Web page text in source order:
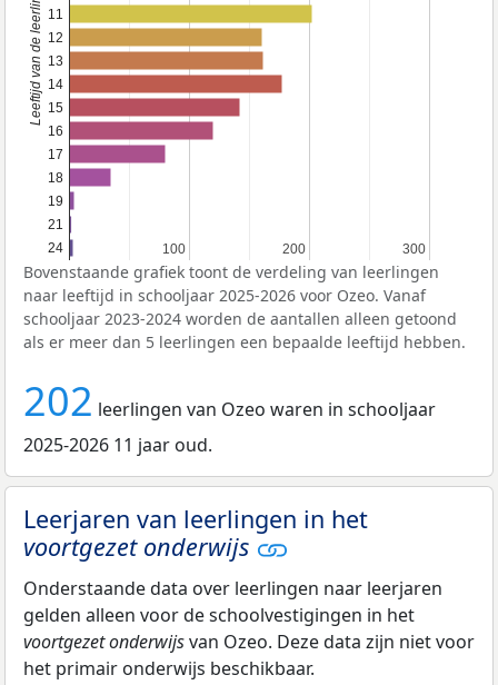
100
100 200
200 300
300
11
12
13
14
15
16
17
18
19
21
24
Leeftijd van de leerlingen
Bovenstaande grafiek toont de verdeling van leerlingen
naar leeftijd in schooljaar 2025-2026 voor Ozeo. Vanaf
schooljaar 2023-2024 worden de aantallen alleen getoond
als er meer dan 5 leerlingen een bepaalde leeftijd hebben.
202 leerlingen van Ozeo waren in schooljaar
2025-2026 11 jaar oud.
Leerjaren van leerlingen in het
voortgezet onderwijs
Onderstaande data over leerlingen naar leerjaren
gelden alleen voor de schoolvestigingen in het
voortgezet onderwijsvan Ozeo. Deze data zijn niet voor
het primair onderwijs beschikbaar.